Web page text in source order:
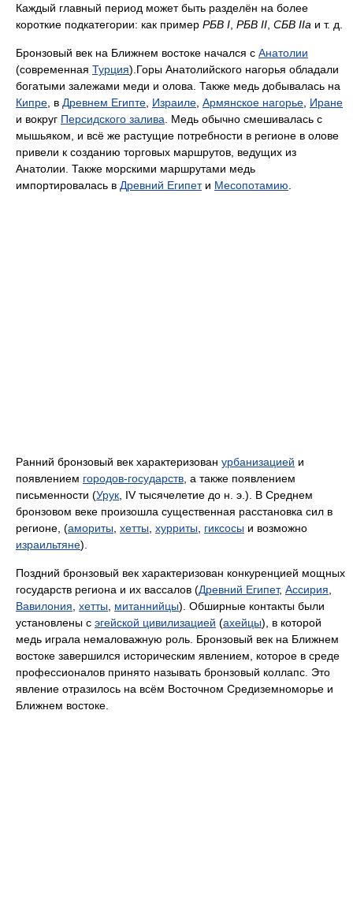
Каждый главный период может быть разделён на более
короткие подкатегории: как пример РБВ I РБВ II СБВ IIa и т. д.
Бронзовый век на Ближнем востоке начался с Анатолии
(современная Турция).Горы Анатолийского нагорья обладали
богатыми залежами меди и олова. Также медь добывалась на
Кипре , в Древнем Египте Израиле Армянское нагорье Иране
и вокруг Персидского залива . Медь обычно смешивалась с
мышьяком, и всё же растущие потребности в регионе в олове
привели к созданию торговых маршрутов, ведущих из
Анатолии. Также морскими маршрутами медь
импортировалась в Древний Египети Месопотамию
Ранний бронзовый век характеризован урбанизацией и
появлением городов-государств , а также появлением
письменности (Урук , IV тысячелетие до н. э.). В Среднем
бронзовом веке произошла существенная расстановка сил в
регионе, (амориты хетты хурриты гиксосы и возможно
израильтяне).
Поздний бронзовый век характеризован конкуренцией мощных
государств региона и их вассалов (Древний Египет, Ассирия
Вавилония хетты митаннийцы). Обширные контакты были
установлены с эгейской цивилизацией (ахейцы), в которой
медь играла немаловажную роль. Бронзовый век на Ближнем
востоке завершился историческим явлением, которое в среде
профессионалов принято называть бронзовый коллапс. Это
явление отразилось на всём Восточном Средиземноморье и
Ближнем востоке.